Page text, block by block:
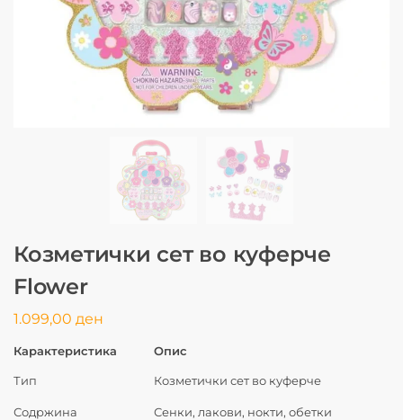
Козметички сет во куферче
Flower
1.099,00 ден
Карактеристика Опис
Тип Козметички сет во куферче
Содржина Сенки, лакови, нокти, обетки